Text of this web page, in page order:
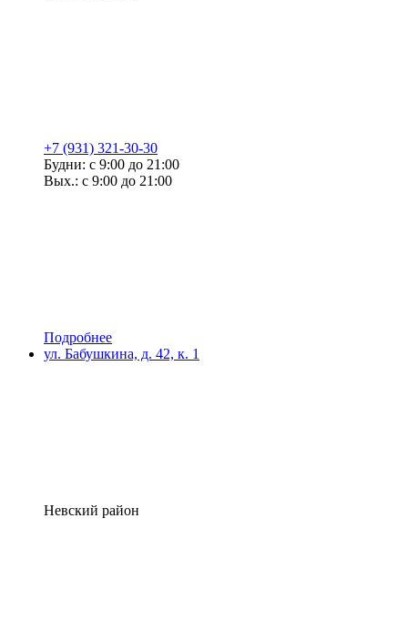
+7 (931) 321-30-30
Будни: с 9:00 до 21:00
Вых.: с 9:00 до 21:00
Подробнее
ул. Бабушкина, д. 42, к. 1
Невский район